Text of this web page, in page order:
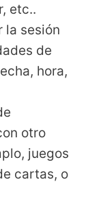
etc..
la sesión
de
hora,
otro
juegos
cartas, o